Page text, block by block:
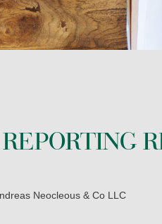
REPORTING
Neocleous & Co LLC